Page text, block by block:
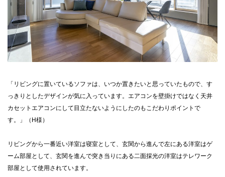
「リビングに置いているソファは、いつか置きたいと思っていたもので、す
っきりとしたデザインが気に入っています。エアコンを壁掛けではなく天井
カセットエアコンにして目立たないようにしたのもこだわりポイントで
す。」（H様）
リビングから一番近い洋室は寝室として、玄関から進んで左にある洋室はゲ
ーム部屋として、玄関を進んで突き当りにある二面採光の洋室はテレワーク
部屋として使用されています。